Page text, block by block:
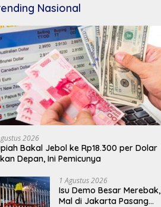
Nasional
2026
Bakal Jebol ke Rp18.300 per Dolar
Depan, Ini Pemicunya
1 Agustus 2026
Isu Demo Besar Merebak,
Mal di Jakarta Pasang